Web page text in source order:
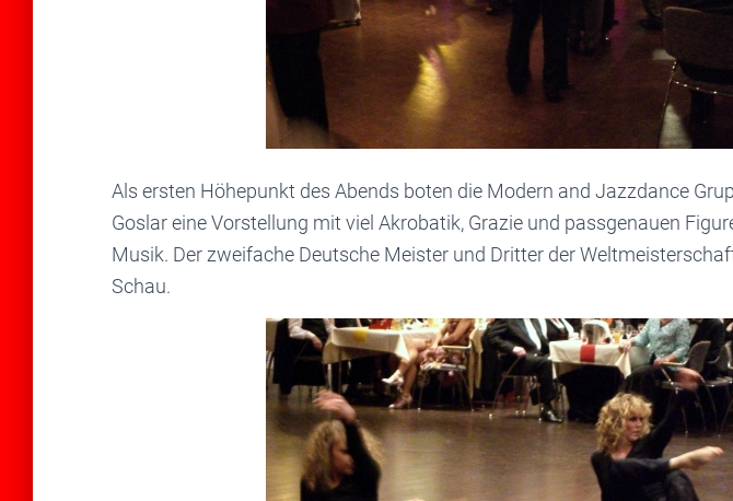
Als ersten Höhepunkt des Abends boten die Modern and Jazzdance
Goslar eine Vorstellung mit viel Akrobatik, Grazie und passgenauen
Musik. Der zweifache Deutsche Meister und Dritter der
Schau.